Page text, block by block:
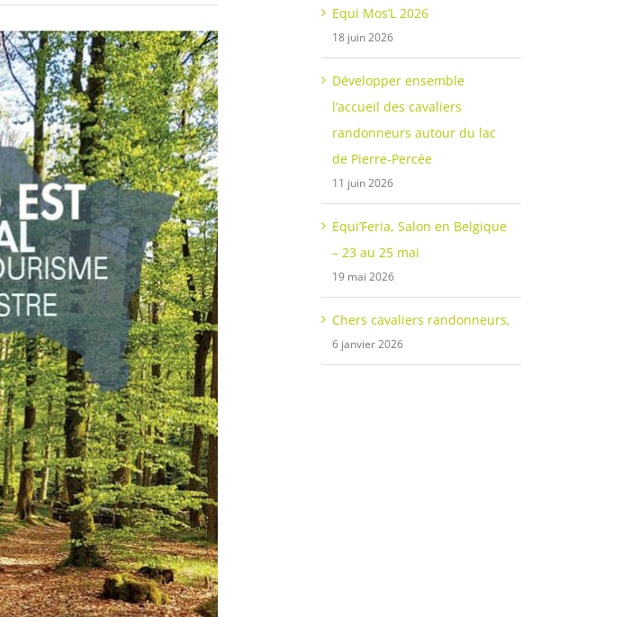
Equi Mos’L 2026
18 juin 2026
Développer ensemble
l’accueil des cavaliers
randonneurs autour du lac
de Pierre-Percée
11 juin 2026
Equi’Feria, Salon en Belgique
– 23 au 25 mai
19 mai 2026
Chers cavaliers randonneurs,
6 janvier 2026